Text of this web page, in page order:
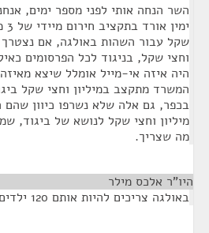
השר הנחה אותי לפני מספר ימים,
שקל עבור השהות באולגה, אם נצטרך
וחצי שקל, בניגוד לכל הפרסומים
היה איזה אי-מייל אומלל שיצא
המשרד מתקצב במיליון וחצי שקל
בכפר, גם אלה שלא נשרפו כיוון שהם
מיליון וחצי שקל לנושא של ביגוד,
מה שצריך.
היו"ר אלכס מילר
באולגה צריכים להיות אותם 120 ילדים שהם - -